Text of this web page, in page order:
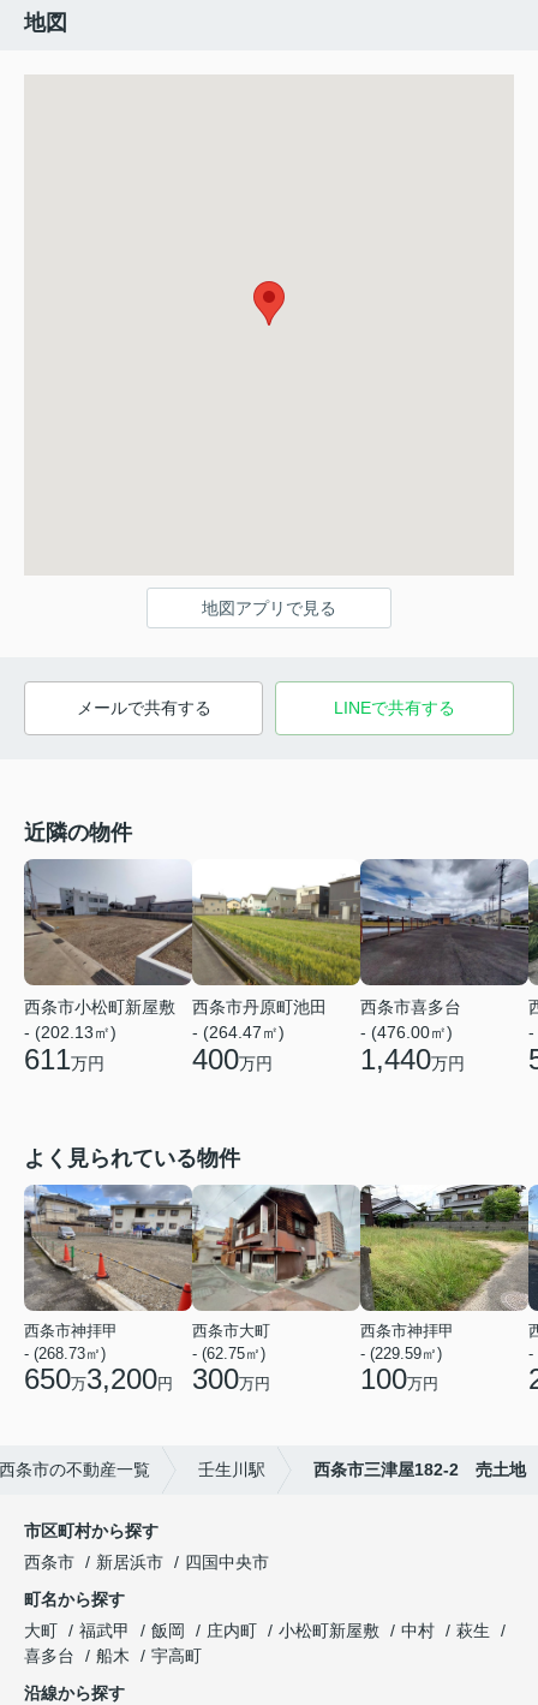
地図
地図アプリで見る
メールで共有する LINEで共有する
近隣の物件
西条市小松町新屋敷
- (202.13㎡)
611万円
西条市丹原町池田
- (264.47㎡)
400万円
西条市喜多台
- (476.00㎡)
1,440万円
-
よく見られている物件
西条市神拝甲
- (268.73㎡)
650万3,200円
西条市大町
- (62.75㎡)
300万円
西条市神拝甲
- (229.59㎡)
100万円
-
西条市の不動産一覧 壬生川駅 西条市三津屋182-2 売土地
市区町村から探す
西条市
新居浜市
四国中央市
町名から探す
大町
福武甲 飯岡 庄内町 小松町新屋敷 中村
萩生
喜多台
船木
宇高町
沿線から探す